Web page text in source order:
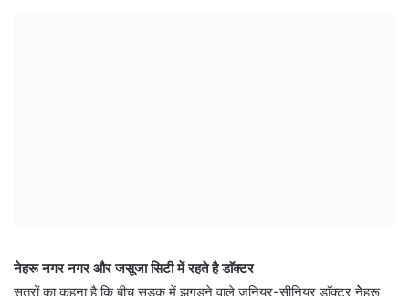
नेहरू नगर नगर और जसूजा सिटी में रहते है डाॅक्टर
सूत्रों का कहना है कि बीच सड़क में झगड़ने वाले जूनियर-सीनियर डाॅक्टर नेेहरू